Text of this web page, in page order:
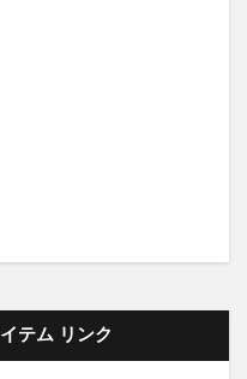
テム リンク